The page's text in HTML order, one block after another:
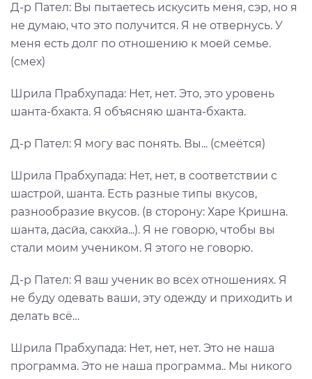
Д-р Пател: Вы пытаетесь искусить меня, сэр, но я
не думаю, что это получится. Я не отвернусь. У
меня есть долг по отношению к моей семье.
(смех)
Шрила Прабхупада: Нет, нет. Это, это уровень
шанта-бхакта. Я объясняю шанта-бхакта.
Д-р Пател: Я могу вас понять. Вы... (смеётся)
Шрила Прабхупада: Нет, нет, в соответствии с
шастрой, шанта. Есть разные типы вкусов,
разнообразие вкусов. (в сторону: Харе Кришна.
шанта, дасйа, сакхйа...). Я не говорю, чтобы вы
стали моим учеником. Я этого не говорю.
Д-р Пател: Я ваш ученик во всех отношениях. Я
не буду одевать ваши, эту одежду и приходить и
делать всё…
Шрила Прабхупада: Нет, нет, нет. Это не наша
программа. Это не наша программа.. Мы никого